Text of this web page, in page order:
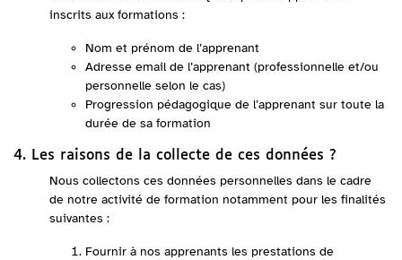
inscrits aux formations :
Nom et prénom de l’apprenant
Adresse email de l’apprenant (professionnelle et/ou
personnelle selon le cas)
Progression pédagogique de l’apprenant sur toute la
durée de sa formation
4. Les raisons de la collecte de ces données ?
Nous collectons ces données personnelles dans le cadre
de notre activité de formation notamment pour les finalités
suivantes :
Fournir à nos apprenants les prestations de